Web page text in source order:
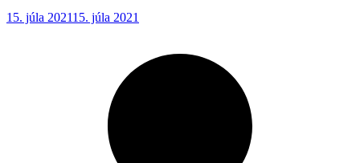
15. júla 202115. júla 2021